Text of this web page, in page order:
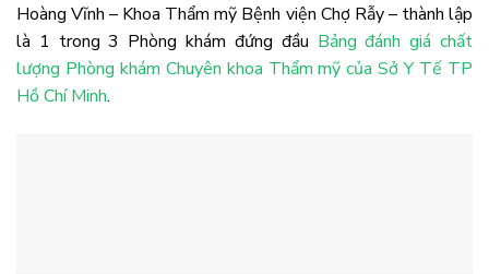
Hoàng Vĩnh – Khoa Thẩm mỹ Bệnh viện Chợ Rẫy – thành lập
là 1 trong 3 Phòng khám đứng đầu Bảng đánh giá chất
lượng Phòng khám Chuyên khoa Thẩm mỹ của Sở Y Tế TP
Hồ Chí Minh.